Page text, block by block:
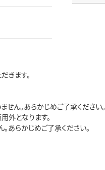
きます。
ん。あらかじめご了承ください。
となります。
あらかじめご了承ください。